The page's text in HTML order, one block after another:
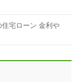
宅ローン 金利や